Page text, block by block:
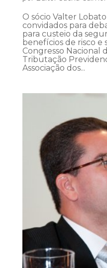
O sócio Valter
convidados para
para custeio da
benefícios de risco e
Congresso Nacional
Tributação
Associação dos...